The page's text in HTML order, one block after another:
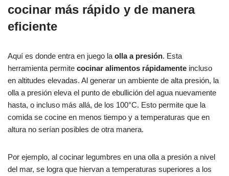
cocinar más rápido y de manera
eficiente
Aquí es donde entra en juego la olla a presión. Esta
herramienta permite cocinar alimentos rápidamente incluso
en altitudes elevadas. Al generar un ambiente de alta presión, la
olla a presión eleva el punto de ebullición del agua nuevamente
hasta, o incluso más allá, de los 100°C. Esto permite que la
comida se cocine en menos tiempo y a temperaturas que en
altura no serían posibles de otra manera.
Por ejemplo, al cocinar legumbres en una olla a presión a nivel
del mar, se logra que hiervan a temperaturas superiores a los